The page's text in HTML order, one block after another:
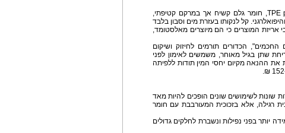
בשמו המלא תרמופלסטי אלסטומד ( (TPE plastic, חומר גלם קשיח אך במרקם קטיפתי,
קל לנקותו בעזרת מים וסבון בלבד
אריזת המוצרים כי הם מיוצרים מאלסטומד,
הכדורים תורמים לחיזוק ושיקום
שתן בגיל מאוחר, משמשים לאימון לפני
את ההנאה מקיום יחסי המין תודות ללפיתה
שונות לשימושים שונים הופכים להיות מאד
רגילה, אלא בזכוכית המעורבבת עם חומר
יותר בפני נפילות ונשברת לחלקים גדולים